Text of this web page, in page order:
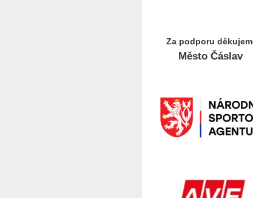
Za podporu
Město Čáslav